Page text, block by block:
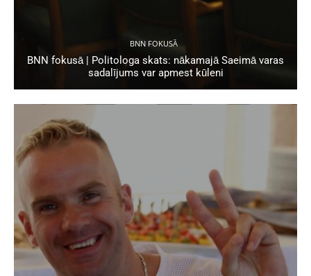
BNN FOKUSĀ
BNN fokusā | Politologa skats: nākamajā Saeimā varas
sadalījums var apmest kūleni